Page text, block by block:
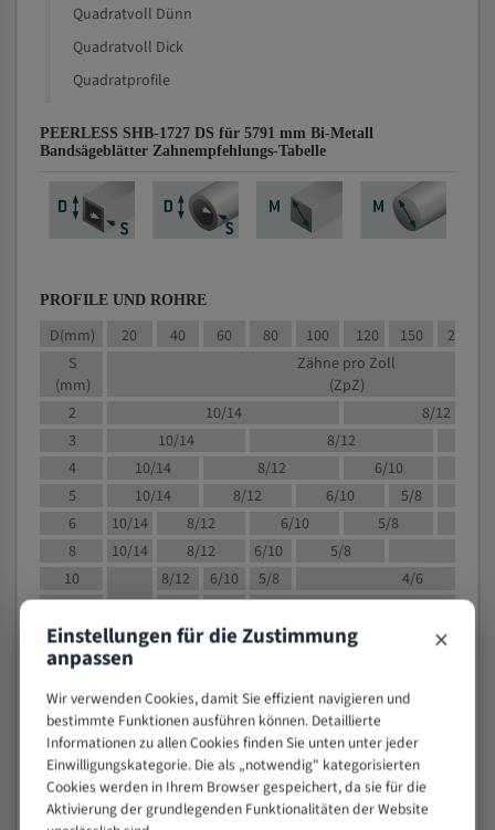
Quadratvoll Dünn
Quadratvoll Dick
Quadratprofile
PEERLESS SHB-1727 DS für 5791 mm Bi-Metall
Bandsägeblätter Zahnempfehlungs-Tabelle
PROFILE UND ROHRE
D(mm) 20 40 60 80 100 120 150 200
S
(mm)
Zähne pro Zoll
(ZpZ)
2
10/14
8/12
3
10/14 8/12
4
10/14 8/12 6/10
5
10/14 8/12 6/10
5/8
6
10/14 8/12 6/10
5/8
8
10/14 8/12 6/10 5/8
10
8/12 6/10 5/8
4/6
12
8/12 6/10
4/6
15
8/12 6/10
4/5
20
30
4/5
50
80
> 100
VOLLMATERIAL
Einstellungen für die Zustimmung
anpassen ×
Wir verwenden Cookies, damit Sie effizient navigieren und
bestimmte Funktionen ausführen können. Detaillierte
Informationen zu allen Cookies finden Sie unten unter jeder
Einwilligungskategorie. Die als „notwendig" kategorisierten
Cookies werden in Ihrem Browser gespeichert, da sie für die
Aktivierung der grundlegenden Funktionalitäten der Website